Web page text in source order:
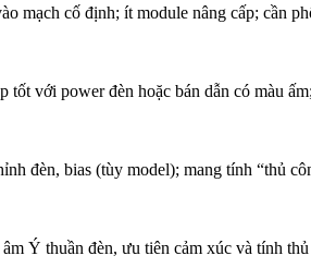
mạch cố định; ít module nâng cấp; cần
tốt với power đèn hoặc bán dẫn có màu
đèn, bias (tùy model); mang tính “thủ
Ý thuần đèn, ưu tiên cảm xúc và tính